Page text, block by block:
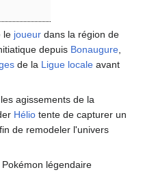
le joueur dans la région de
depuis Bonaugure,
de la Ligue locale avant
agissements de la
Hélio tente de capturer un
de remodeler l'univers
légendaire